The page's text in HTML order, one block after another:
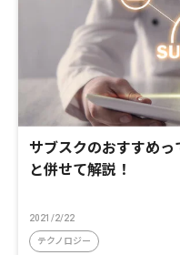
サブスクのおすすめ
と併せて解説！
2021/2/22
テクノロジー